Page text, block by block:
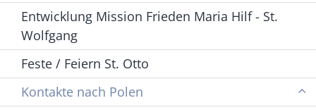
Entwicklung Mission Frieden Maria Hilf - St.
Wolfgang
Feste / Feiern St. Otto
Kontakte nach Polen